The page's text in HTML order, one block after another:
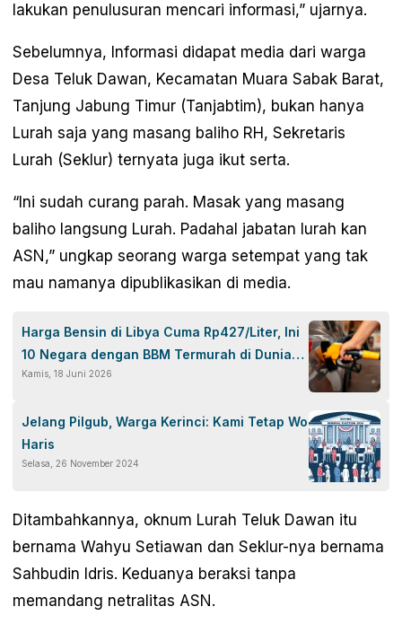
lakukan penulusuran mencari informasi,” ujarnya.
Sebelumnya, Informasi didapat media dari warga
Desa Teluk Dawan, Kecamatan Muara Sabak Barat,
Tanjung Jabung Timur (Tanjabtim), bukan hanya
Lurah saja yang masang baliho RH, Sekretaris
Lurah (Seklur) ternyata juga ikut serta.
“Ini sudah curang parah. Masak yang masang
baliho langsung Lurah. Padahal jabatan lurah kan
ASN,” ungkap seorang warga setempat yang tak
mau namanya dipublikasikan di media.
Harga Bensin di Libya Cuma Rp427/Liter, Ini
10 Negara dengan BBM Termurah di Dunia
per Juni 2026
Kamis, 18 Juni 2026
Jelang Pilgub, Warga Kerinci: Kami Tetap Wo
Haris
Selasa, 26 November 2024
Ditambahkannya, oknum Lurah Teluk Dawan itu
bernama Wahyu Setiawan dan Seklur-nya bernama
Sahbudin Idris. Keduanya beraksi tanpa
memandang netralitas ASN.